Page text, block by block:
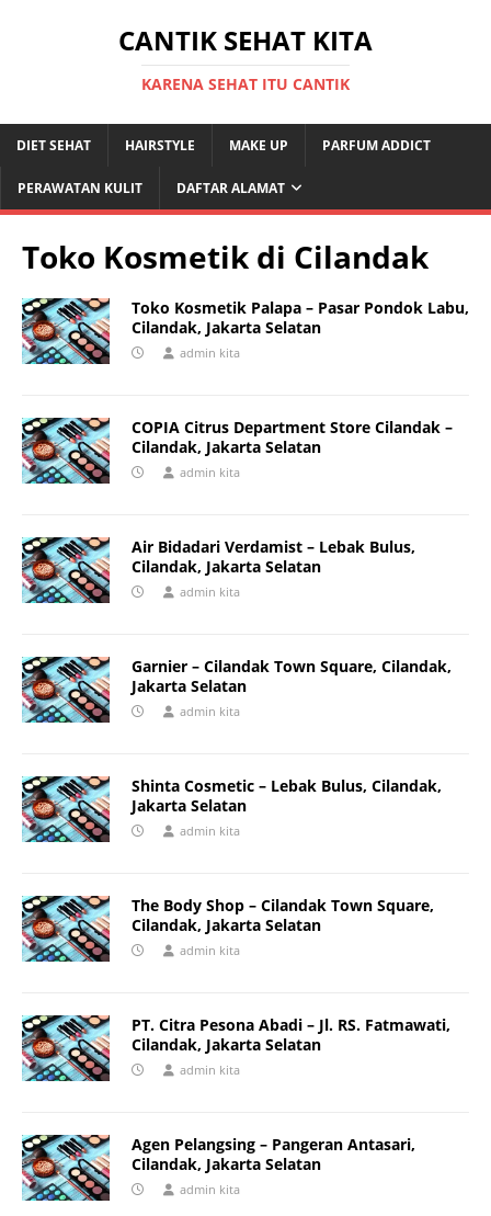
CANTIK SEHAT KITA
KARENA SEHAT ITU CANTIK
DIET SEHAT HAIRSTYLE MAKE UP PARFUM ADDICT
PERAWATAN KULIT DAFTAR ALAMAT
Toko Kosmetik di Cilandak
Toko Kosmetik Palapa – Pasar Pondok Labu,
Cilandak, Jakarta Selatan
admin kita
COPIA Citrus Department Store Cilandak –
Cilandak, Jakarta Selatan
admin kita
Air Bidadari Verdamist – Lebak Bulus,
Cilandak, Jakarta Selatan
admin kita
Garnier – Cilandak Town Square, Cilandak,
Jakarta Selatan
admin kita
Shinta Cosmetic – Lebak Bulus, Cilandak,
Jakarta Selatan
admin kita
The Body Shop – Cilandak Town Square,
Cilandak, Jakarta Selatan
admin kita
PT. Citra Pesona Abadi – Jl. RS. Fatmawati,
Cilandak, Jakarta Selatan
admin kita
Agen Pelangsing – Pangeran Antasari,
Cilandak, Jakarta Selatan
admin kita